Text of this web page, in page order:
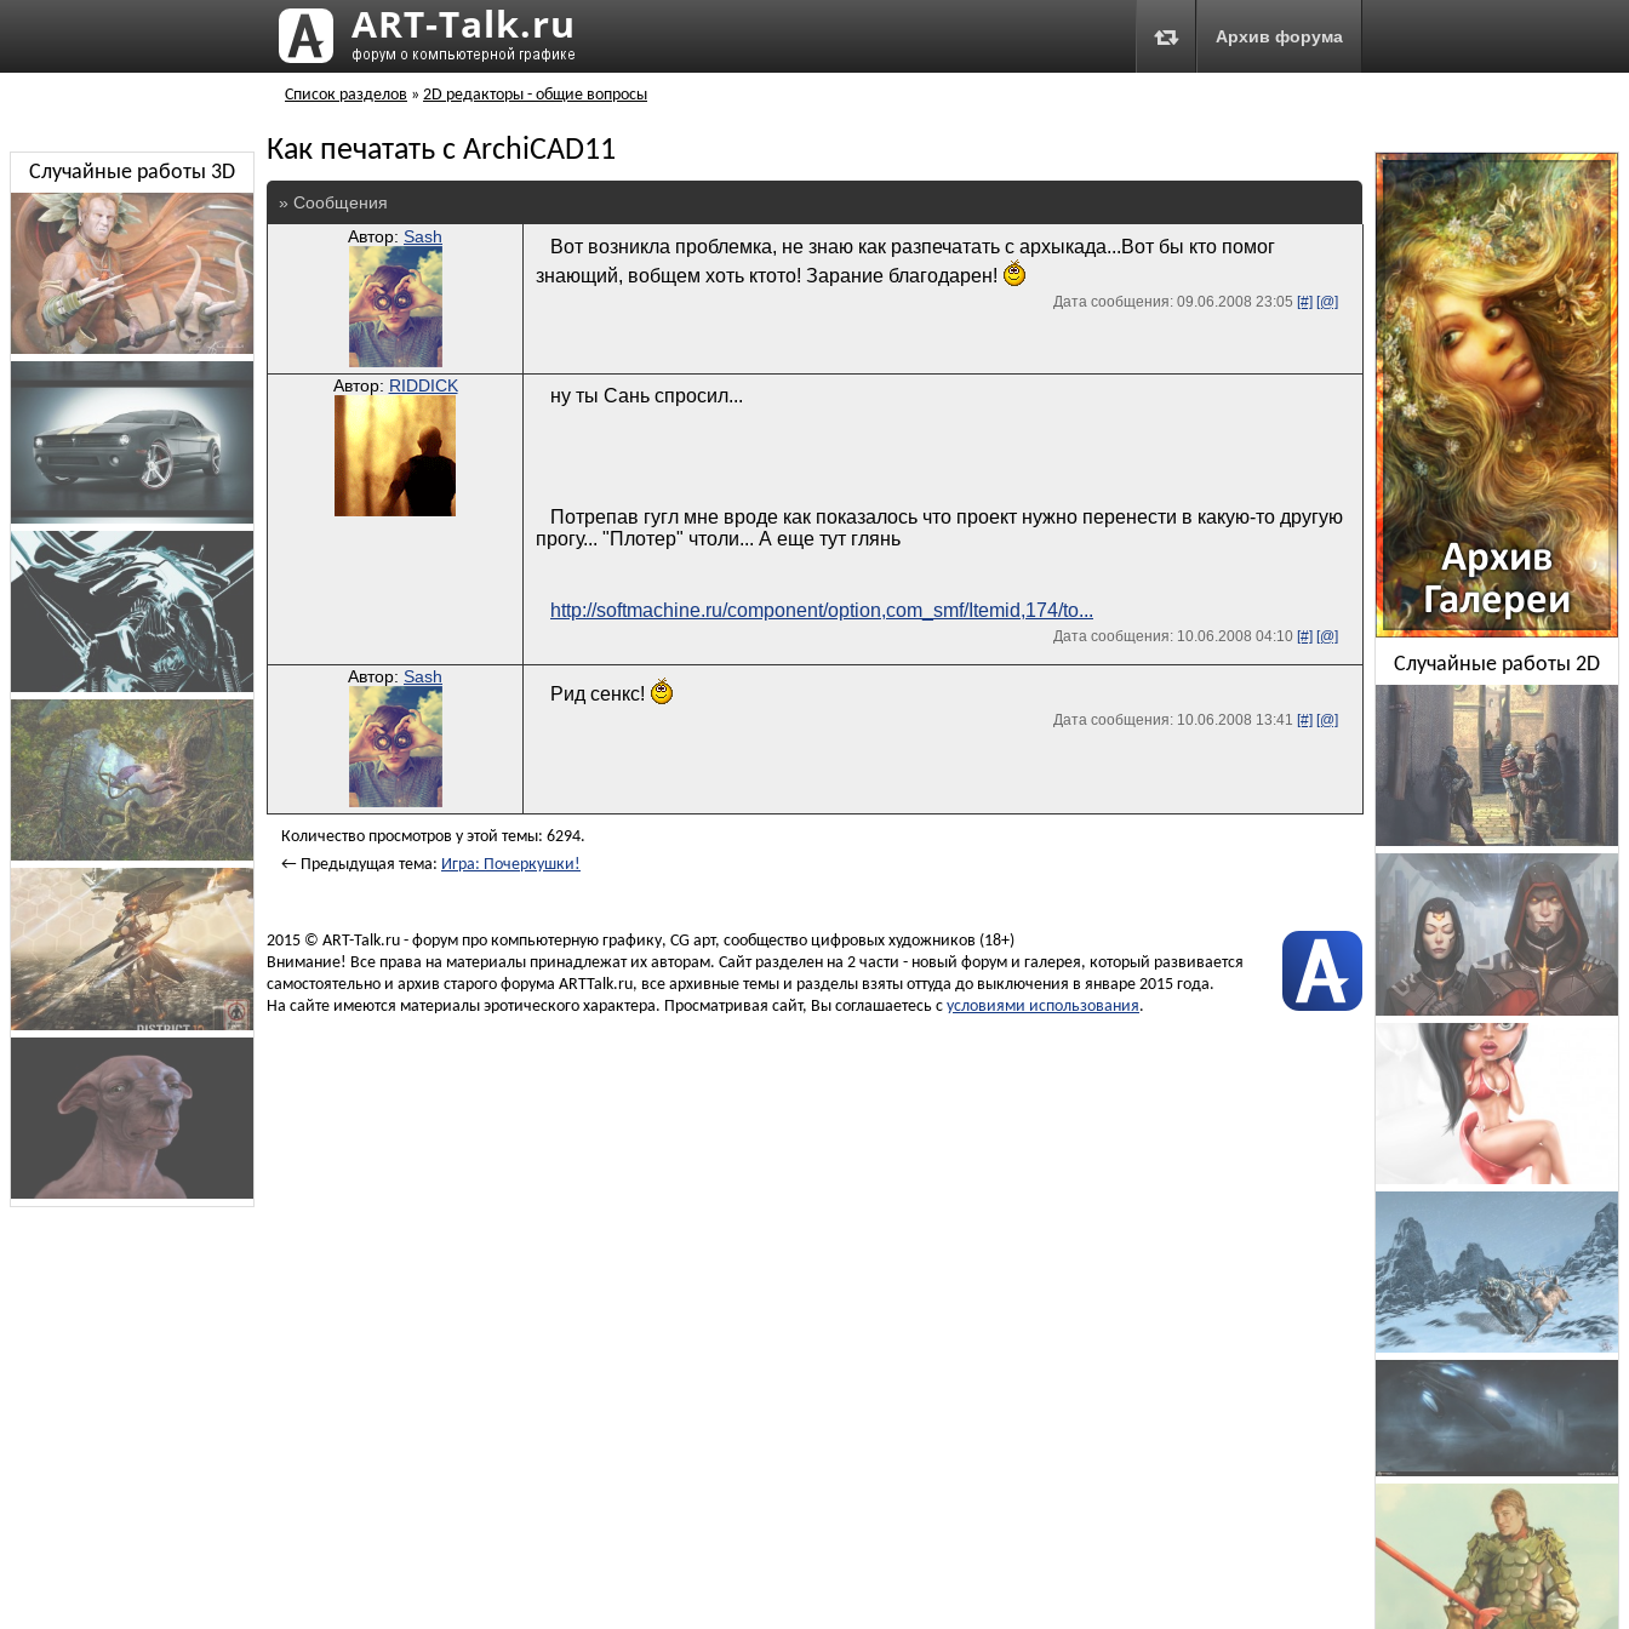
Архив форума
Список разделов » 2D редакторы - общие вопросы
Как печатать с ArchiCAD11
» Сообщения
Автор: Sash
Вот возникла проблемка, не знаю как разпечатать с архыкада...Вот бы кто помог
знающий, вобщем хоть ктото! Зарание благодарен!
Дата сообщения: 09.06.2008 23:05 [#] [@]
Автор: RIDDICK ну ты Сань спросил...
Потрепав гугл мне вроде как показалось что проект нужно перенести в какую-то другую
прогу... "Плотер" чтоли... А еще тут глянь
http://softmachine.ru/component/option,com_smf/Itemid,174/to...
Дата сообщения: 10.06.2008 04:10 [#] [@]
Автор: Sash
Рид сенкс!
Дата сообщения: 10.06.2008 13:41 [#] [@]
Количество просмотров у этой темы: 6294.
← Предыдущая тема: Игра: Почеркушки!
Случайные работы 3D
Случайные работы 2D
2015 © ART-Talk.ru - форум про компьютерную графику, CG арт, сообщество цифровых художников (18+)
Внимание! Все права на материалы принадлежат их авторам. Сайт разделен на 2 части - новый форум и галерея, который развивается
самостоятельно и архив старого форума ARTTalk.ru, все архивные темы и разделы взяты оттуда до выключения в январе 2015 года.
На сайте имеются материалы эротического характера. Просматривая сайт, Вы соглашаетесь с условиями использования.